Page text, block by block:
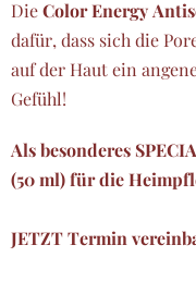
DieColor Energy
dafür, dass sich die
auf der Haut ein
Gefühl!
Als besonderes
(50 ml) für die
JETZT Termin